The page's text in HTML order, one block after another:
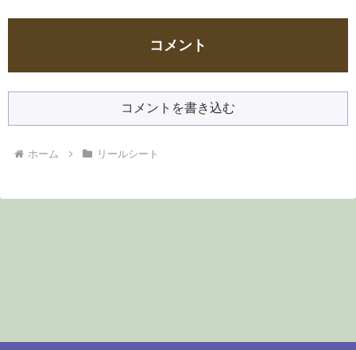
コメント
コメントを書き込む
ホーム リールシート